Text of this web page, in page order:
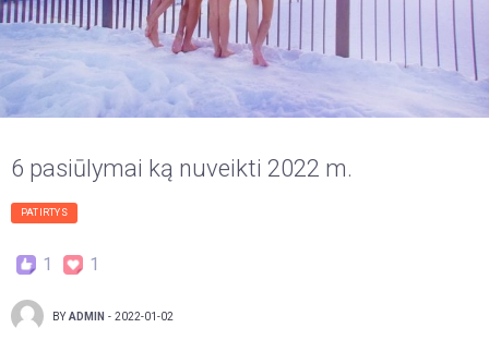
6 pasiūlymai ką nuveikti 2022 m.
PATIRTYS
1 1
BY ADMIN - 2022-01-02